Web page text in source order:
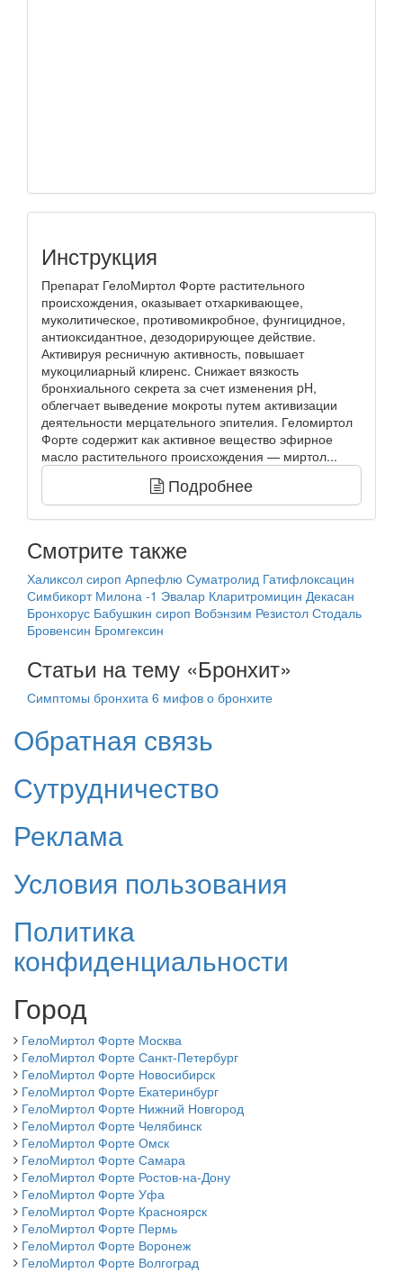
Инструкция
Препарат ГелоМиртол Форте растительного
происхождения, оказывает отхаркивающее,
муколитическое, противомикробное, фунгицидное,
антиоксидантное, дезодорирующее действие.
Активируя ресничную активность, повышает
мукоцилиарный клиренс. Снижает вязкость
бронхиального секрета за счет изменения pH,
облегчает выведение мокроты путем активизации
деятельности мерцательного эпителия. Геломиртол
Форте содержит как активное вещество эфирное
масло растительного происхождения — миртол...
Подробнее
Смотрите также
Халиксол сироп Арпефлю Суматролид Гатифлоксацин
Симбикорт Милона -1 Эвалар Кларитромицин Декасан
Бронхорус Бабушкин сироп Вобэнзим Резистол Стодаль
Бровенсин Бромгексин
Статьи на тему «Бронхит»
Симптомы бронхита 6 мифов о бронхите
Обратная связь
Сутрудничество
Реклама
Условия пользования
Политика
конфиденциальности
Город
ГелоМиртол Форте Москва
ГелоМиртол Форте Санкт-Петербург
ГелоМиртол Форте Новосибирск
ГелоМиртол Форте Екатеринбург
ГелоМиртол Форте Нижний Новгород
ГелоМиртол Форте Челябинск
ГелоМиртол Форте Омск
ГелоМиртол Форте Самара
ГелоМиртол Форте Ростов-на-Дону
ГелоМиртол Форте Уфа
ГелоМиртол Форте Красноярск
ГелоМиртол Форте Пермь
ГелоМиртол Форте Воронеж
ГелоМиртол Форте Волгоград